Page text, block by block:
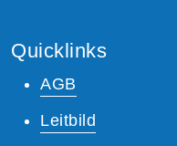
Quicklinks
AGB
Leitbild